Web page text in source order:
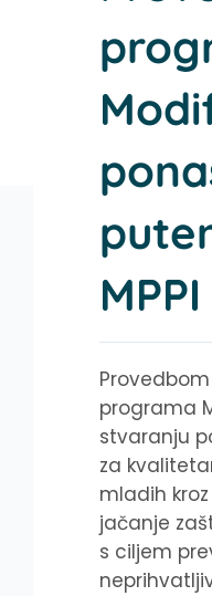
MPPI
programa
stvaranju
za
mladih
jačanje
s ciljem